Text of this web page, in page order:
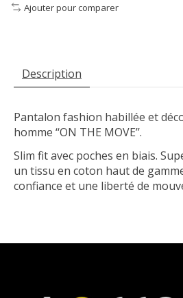
Ajouter pour comparer
Description
Pantalon fashion habillée et
homme ‘‘ON THE MOVE’’.
Slim fit avec poches en biais.
un tissu en coton haut de
confiance et une liberté de